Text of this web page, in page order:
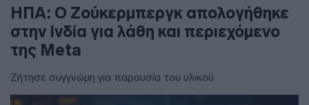
ΗΠΑ: Ο Ζούκερμπεργκ απολογήθηκε
στην Ινδία για λάθη και περιεχόμενο
της Meta
Ζήτησε συγγνώμη για παρουσία του υλικού